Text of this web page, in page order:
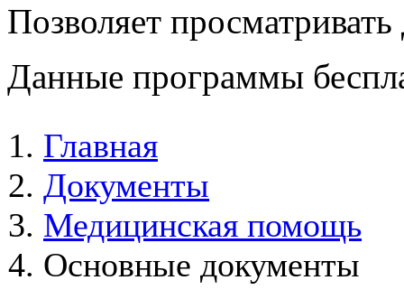
Позволяет
Данные программы
Главная
Документы
Медицинская помощь
Основные документы